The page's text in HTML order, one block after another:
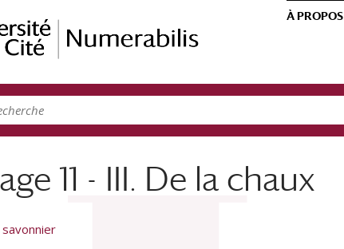
À PROPOS
11 - III. De la chaux